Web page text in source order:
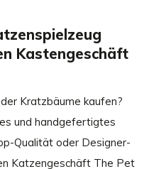
Kastengeschäft
Kratzbäume kaufen?
und handgefertigtes
Qualität oder Designer-
Katzengeschäft The Pet